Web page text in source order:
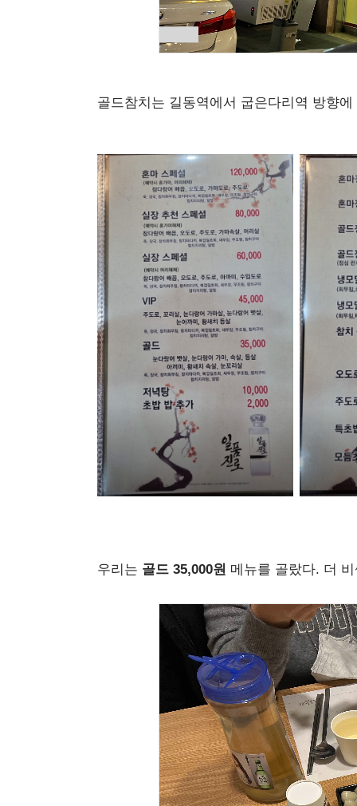
골드참치는 길동역에서 굽은다리역 방향
우리는 골드 35,000원 메뉴를 골랐다. 더